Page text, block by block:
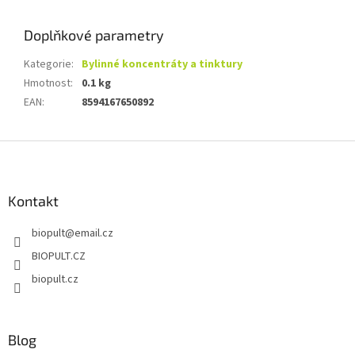
Doplňkové parametry
Kategorie: Bylinné koncentráty a tinktury
Hmotnost:
0.1 kg
EAN: 8594167650892
Kontakt
biopult@email.cz
BIOPULT.CZ
biopult.cz
Blog